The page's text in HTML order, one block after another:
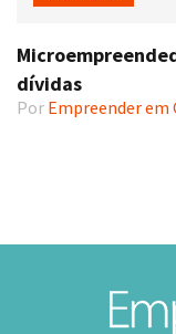
dívidas
Por Empreender em